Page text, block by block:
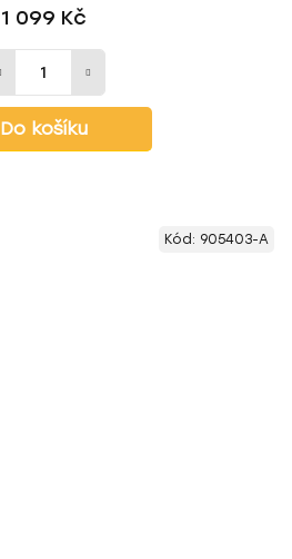
1 099 Kč
Do košíku
Kód: 905403-A